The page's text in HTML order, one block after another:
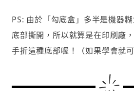
PS: 由於「勾底盒」多半是機器
底部撕開，所以就算是在印刷廠
手折這種底部喔！（如果學會就可